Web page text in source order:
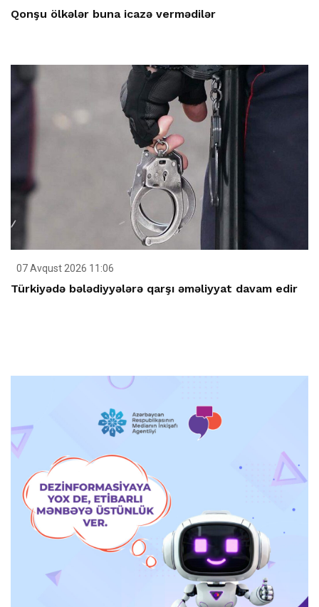
Qonşu ölkələr buna icazə vermədilər
07 Avqust 2026 11:06
Türkiyədə bələdiyyələrə qarşı əməliyyat davam edir